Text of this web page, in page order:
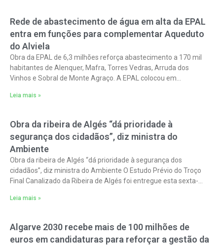
Rede de abastecimento de água em alta da EPAL
entra em funções para complementar Aqueduto
do Alviela
Obra da EPAL de 6,3 milhões reforça abastecimento a 170 mil
habitantes de Alenquer, Mafra, Torres Vedras, Arruda dos
Vinhos e Sobral de Monte Agraço. A EPAL colocou em
Leia mais »
Obra da ribeira de Algés “dá prioridade à
segurança dos cidadãos”, diz ministra do
Ambiente
Obra da ribeira de Algés “dá prioridade à segurança dos
cidadãos”, diz ministra do Ambiente O Estudo Prévio do Troço
Final Canalizado da Ribeira de Algés foi entregue esta sexta-
Leia mais »
Algarve 2030 recebe mais de 100 milhões de
euros em candidaturas para reforçar a gestão da